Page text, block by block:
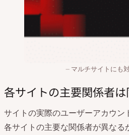
マルチサイトにも
各サイトの主要関係者
サイトの実際のユーザーアカウン
各サイトの主要な関係者が異な